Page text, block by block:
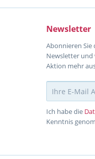
Newsletter
Abonnieren Sie
Newsletter und
Aktion mehr
Ich habe die
Kenntnis